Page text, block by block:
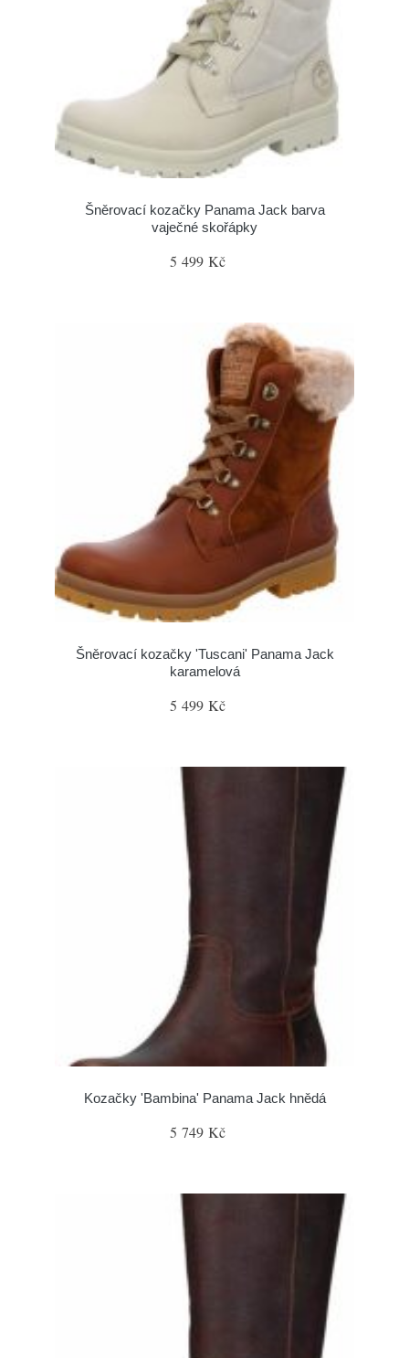
Šněrovací kozačky Panama Jack barva
vaječné skořápky
5 499 Kč
Šněrovací kozačky 'Tuscani' Panama Jack
karamelová
5 499 Kč
Kozačky 'Bambina' Panama Jack hnědá
5 749 Kč